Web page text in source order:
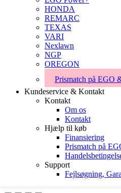
HONDA
REMARC
TEXAS
VARI
Nexlawn
NGP
OREGON
Prismatch på EGO
Kundeservice & Kontakt
Kontakt
Om os
Kontakt
Hjælp til køb
Finansiering
Prismatch på
Support
Fejlsøgning,